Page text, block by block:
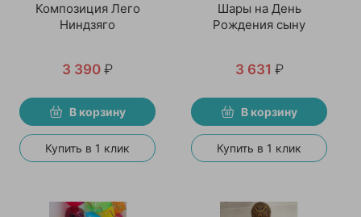
Композиция Лего
Ниндзяго
3 390 ₽
В корзину
Купить в 1 клик
Шары на День
Рождения сыну
3 631 ₽
В корзину
Купить в 1 клик